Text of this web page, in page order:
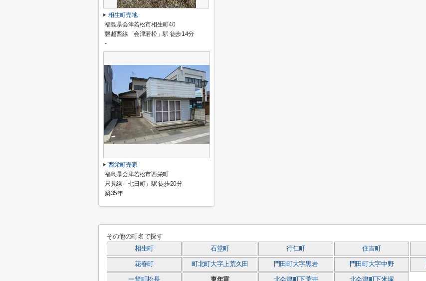
相生町売地
福島県会津若松市相生町40
磐越西線「会津若松」駅 徒歩14分
-
西栄町売家
福島県会津若松市西栄町
只見線「七日町」駅 徒歩20分
築35年
その他の町名で探す
相生町 石堂町 行仁町 住吉町
花春町 町北町大字上荒久田 門田町大字黒岩 門田町大字中野
一箕町松長 東年貢 北会津町下荒井 北会津町下米塚